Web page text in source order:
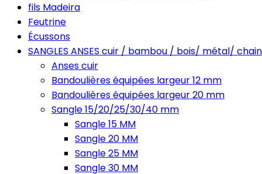
fils Madeira
Feutrine
Écussons
SANGLES ANSES cuir / bambou / bois/ métal/
Anses cuir
Bandoulières équipées largeur 12 mm
Bandoulières équipées largeur 20 mm
Sangle 15/20/25/30/40 mm
Sangle 15 MM
Sangle 20 MM
Sangle 25 MM
Sangle 30 MM